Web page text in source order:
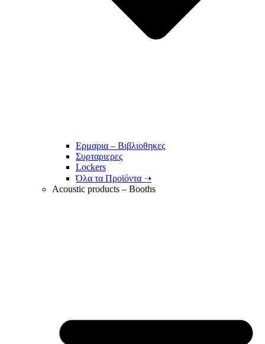
Ερμαρια – Βιβλιοθηκες
Συρταριερες
Lockers
Όλα τα Προϊόντα ➝
Acoustic products – Booths